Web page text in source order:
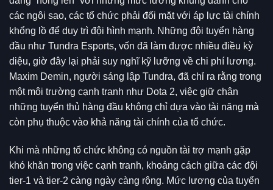
các ngôi sao, các tổ chức phải đối mặt với áp lực tài chính
khổng lồ để duy trì đội hình mạnh. Những đội tuyển hàng
đầu như Tundra Esports, vốn đã làm được nhiều điều kỳ
diệu, giờ đây lại phải suy nghĩ kỹ lưỡng về chi phí lương.
Maxim Demin, người sáng lập Tundra, đã chỉ ra rằng trong
một môi trường cạnh tranh như Dota 2, việc giữ chân
những tuyển thủ hàng đầu không chỉ dựa vào tài năng mà
còn phụ thuộc vào khả năng tài chính của tổ chức.
Khi mà những tổ chức không có nguồn tài trợ mạnh gặp
khó khăn trong việc cạnh tranh, khoảng cách giữa các đội
tier-1 và tier-2 càng ngày càng rộng. Mức lương của tuyển